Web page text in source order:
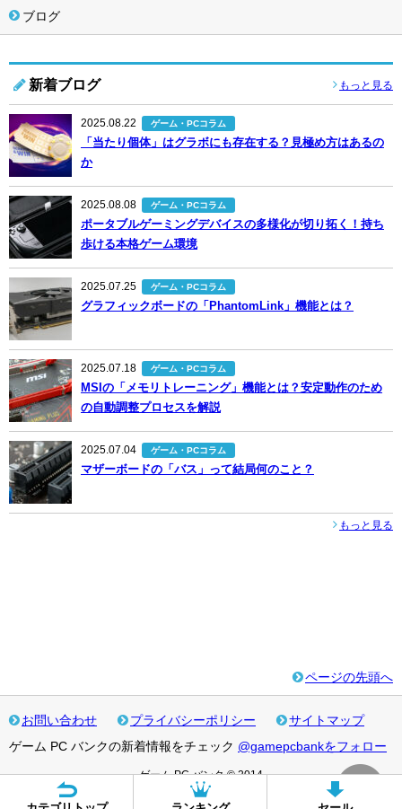
ブログ
新着ブログ もっと見る
2025.08.22 ゲーム・PCコラム
「当たり個体」はグラボにも存在する？見極め方はあるの
か
2025.08.08 ゲーム・PCコラム
ポータブルゲーミングデバイスの多様化が切り拓く！持ち
歩ける本格ゲーム環境
2025.07.25 ゲーム・PCコラム
グラフィックボードの「PhantomLink」機能とは？
2025.07.18 ゲーム・PCコラム
MSIの「メモリトレーニング」機能とは？安定動作のため
の自動調整プロセスを解説
2025.07.04 ゲーム・PCコラム
マザーボードの「バス」って結局何のこと？
もっと見る
ページの先頭へ
お問い合わせ プライバシーポリシー
サイトマップ
ゲーム PC バンクの新着情報をチェック @gamepcbankをフォロー
ゲーム PC バンク © 2014